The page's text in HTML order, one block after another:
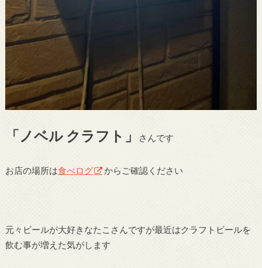
「ノベル クラフト」 さんです
お店の場所は食べログ からご確認ください
元々ビールが大好きなたこさんですが最近はクラフトビールを
飲む事が増えた気がします